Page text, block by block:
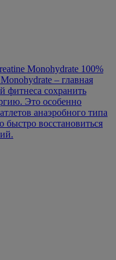
Monohydrate 100%
– главная
фитнеса сохранить
Это особенно
анаэробного типа
быстро восстановиться